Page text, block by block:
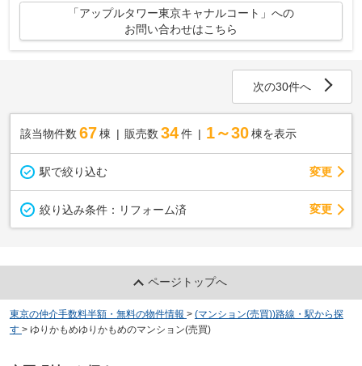
「アップルタワー東京キャナルコート」への
お問い合わせはこちら
次の30件へ
該当物件数 67棟 販売数 34 件 1～30 棟を表示
駅で絞り込む 変更
絞り込み条件： リフォーム済 変更
ページトップへ
東京の仲介手数料半額・無料の物件情報 > (マンション(売買))路線・駅から探
す > ゆりかもめゆりかもめのマンション(売買)